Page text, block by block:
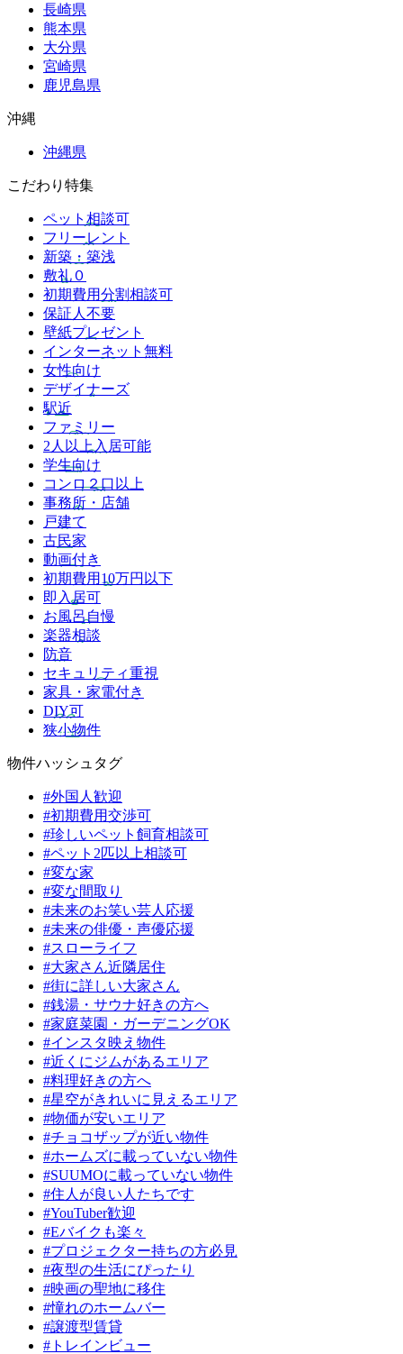
長崎県
熊本県
大分県
宮崎県
鹿児島県
沖縄
沖縄県
こだわり特集
ペット相談可
フリーレント
新築・築浅
敷礼０
初期費用分割相談可
保証人不要
壁紙プレゼント
インターネット無料
女性向け
デザイナーズ
駅近
ファミリー
2人以上入居可能
学生向け
コンロ２口以上
事務所・店舗
戸建て
古民家
動画付き
初期費用10万円以下
即入居可
お風呂自慢
楽器相談
防音
セキュリティ重視
家具・家電付き
DIY可
狭小物件
物件ハッシュタグ
#外国人歓迎
#初期費用交渉可
#珍しいペット飼育相談可
#ペット2匹以上相談可
#変な家
#変な間取り
#未来のお笑い芸人応援
#未来の俳優・声優応援
#スローライフ
#大家さん近隣居住
#街に詳しい大家さん
#銭湯・サウナ好きの方へ
#家庭菜園・ガーデニングOK
#インスタ映え物件
#近くにジムがあるエリア
#料理好きの方へ
#星空がきれいに見えるエリア
#物価が安いエリア
#チョコザップが近い物件
#ホームズに載っていない物件
#SUUMOに載っていない物件
#住人が良い人たちです
#YouTuber歓迎
#Eバイクも楽々
#プロジェクター持ちの方必見
#夜型の生活にぴったり
#映画の聖地に移住
#憧れのホームバー
#譲渡型賃貸
#トレインビュー